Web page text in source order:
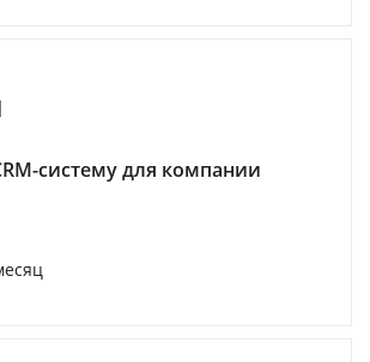
систему для компании